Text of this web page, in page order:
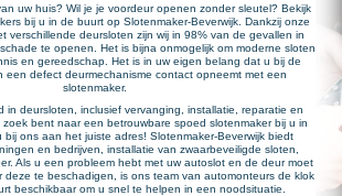
uw huis? Wil je je voordeur openen zonder sleutel? Bekijk
bij u in de buurt op Slotenmaker-Beverwijk. Dankzij onze
verschillende deursloten zijn wij in 98% van de gevallen in
te openen. Het is bijna onmogelijk om moderne sloten
en gereedschap. Het is in uw eigen belang dat u bij de
een defect deurmechanisme contact opneemt met een
slotenmaker.
in deursloten, inclusief vervanging, installatie, reparatie en
bent naar een betrouwbare spoed slotenmaker bij u in
ons aan het juiste adres! Slotenmaker-Beverwijk biedt
en bedrijven, installatie van zwaarbeveiligde sloten,
Als u een probleem hebt met uw autoslot en de deur moet
deze te beschadigen, is ons team van automonteurs de klok
beschikbaar om u snel te helpen in een noodsituatie.